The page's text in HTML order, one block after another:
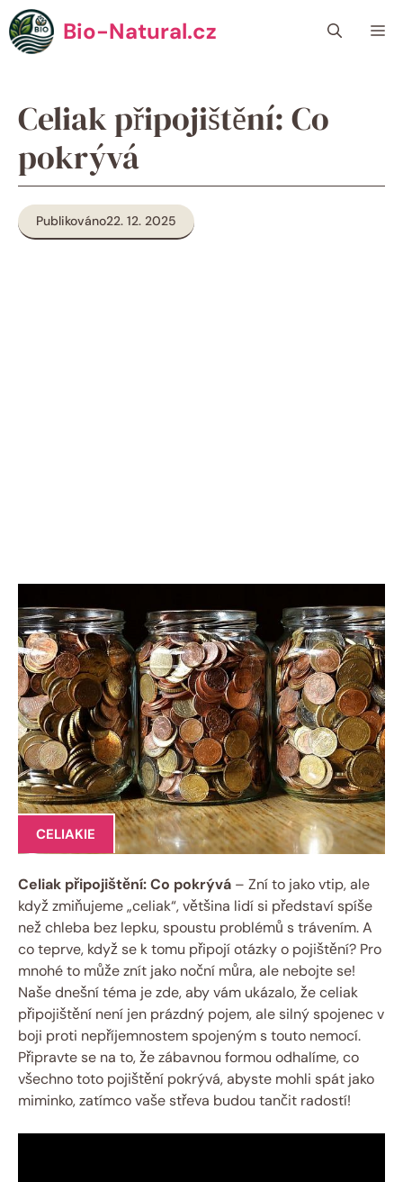
Přeskočit
na
obsah
Bio-Natural.cz
Celiak připojištění: Co
pokrývá
Publikováno22. 12. 2025
CELIAKIE
Celiak připojištění: Co ⁢pokrývá – Zní to jako vtip,⁣ ale
když zmiňujeme „celiak“, většina lidí si představí spíše
než chleba ‍bez lepku, spoustu problémů s ‌trávením. A
co teprve, když se k⁣ tomu ⁢připojí otázky o pojištění? Pro
mnohé to může znít jako noční můra, ale nebojte se!
Naše dnešní téma je zde, ​aby vám ukázalo, ⁤že ‌celiak
připojištění není jen prázdný pojem, ale silný spojenec ​v
boji proti nepříjemnostem spojeným s touto nemocí.
Připravte se na to, že zábavnou formou odhalíme, co
všechno toto pojištění pokrývá, abyste mohli spát jako
miminko, zatímco vaše střeva budou‌ tančit radostí!